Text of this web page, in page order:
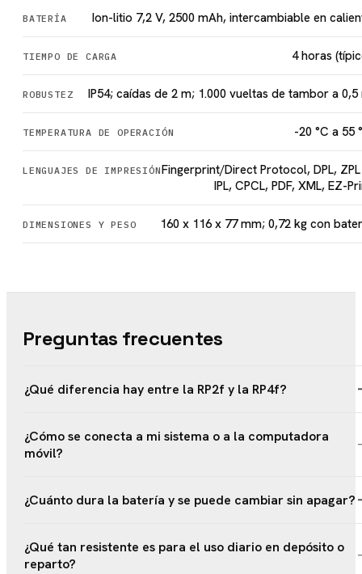
BATERÍA Ion-litio 7,2 V, 2500 mAh, intercambiable en
TIEMPO DE CARGA 4 horas
ROBUSTEZ IP54; caídas de 2 m; 1.000 vueltas de tambor a 0,5
TEMPERATURA DE OPERACIÓN -20 °C a 55
LENGUAJES DE IMPRESIÓNFingerprint/Direct Protocol, DPL, ZPL
IPL, CPCL, PDF, XML, EZ-
DIMENSIONES Y PESO 160 x 116 x 77 mm; 0,72 kg con
Preguntas frecuentes
¿Qué diferencia hay entre la RP2f y la RP4f?
¿Cómo se conecta a mi sistema o a la computadora
móvil?
¿Cuánto dura la batería y se puede cambiar sin apagar?
¿Qué tan resistente es para el uso diario en depósito o
reparto?